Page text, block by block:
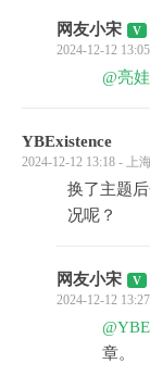
网友小宋
2024-12-12
@亮
YBExistence
2024-12-12 13:18 - 上
换了主题
况呢？
网友小宋
2024-12-12
章。